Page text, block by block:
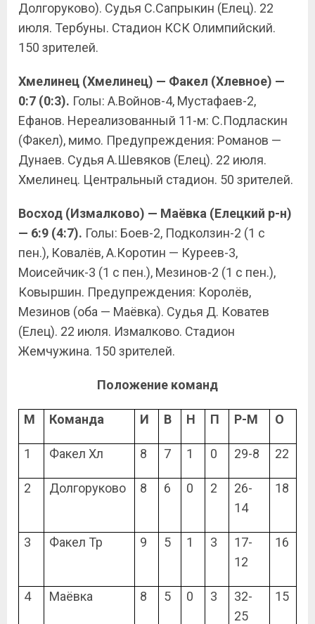
Долгоруково). Судья С.Сапрыкин (Елец). 22
июля. Тербуны. Стадион КСК Олимпийский.
150 зрителей.
Хмелинец (Хмелинец) — Факел (Хлевное) —
0:7 (0:3). Голы: А.Войнов-4, Мустафаев-2,
Ефанов. Нереализованный 11-м: С.Подласкин
(Факел), мимо. Предупреждения: Романов —
Дунаев. Судья А.Шевяков (Елец). 22 июля.
Хмелинец. Центральный стадион. 50 зрителей.
Восход (Измалково) — Маёвка (Елецкий р-н)
— 6:9 (4:7). Голы: Боев-2, Подколзин-2 (1 с
пен.), Ковалёв, А.Коротин — Куреев-3,
Моисейчик-3 (1 с пен.), Мезинов-2 (1 с пен.),
Ковыршин. Предупреждения: Королёв,
Мезинов (оба — Маёвка). Судья Д. Коватев
(Елец). 22 июля. Измалково. Стадион
Жемчужина. 150 зрителей.
Положение команд
М Команда И В Н П Р-М О
1 Факел Хл 8 7 1 0 29-8 22
2 Долгоруково 8 6 0 2
26-
14
18
3 Факел Тр 9 5 1 3
17-
12
16
4 Маёвка 8 5 0 3
32-
25
15